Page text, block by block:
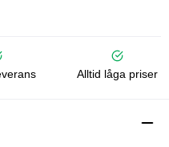
Alltid låga priser